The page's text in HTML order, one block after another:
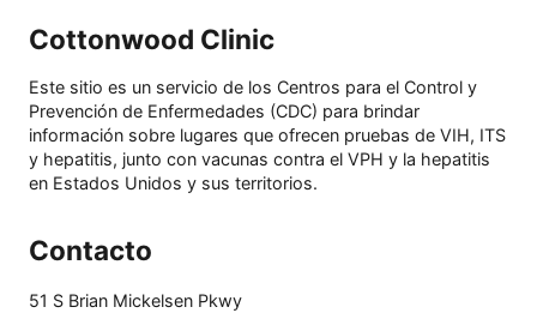
Cottonwood Clinic
Este sitio es un servicio de los Centros para el Control y
Prevención de Enfermedades (CDC) para brindar
información sobre lugares que ofrecen pruebas de VIH, ITS
y hepatitis, junto con vacunas contra el VPH y la hepatitis
en Estados Unidos y sus territorios.
Contacto
51 S Brian Mickelsen Pkwy